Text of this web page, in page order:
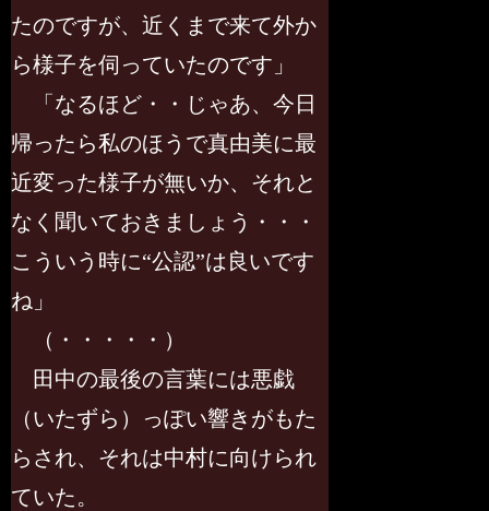
たのですが、近くまで来て外か
ら様子を伺っていたのです」
「なるほど・・じゃあ、今日
帰ったら私のほうで真由美に最
近変った様子が無いか、それと
なく聞いておきましょう・・・
こういう時に“公認”は良いです
ね」
（・・・・・）
田中の最後の言葉には悪戯
（いたずら）っぽい響きがもた
らされ、それは中村に向けられ
ていた。